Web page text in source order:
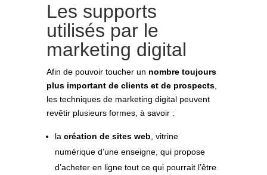
Les supports
utilisés par le
marketing digital
Afin de pouvoir toucher un nombre toujours
plus important de clients et de prospects
les techniques de marketing digital peuvent
revêtir plusieurs formes, à savoir :
lacréation de sites web , vitrine
numérique d’une enseigne, qui propose
d’acheter en ligne tout ce qui pourrait l’être